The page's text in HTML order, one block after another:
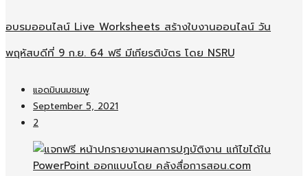
อบรมออนไลน์​ Live Worksheets สร้างใบงานออนไลน์​ วัน
พฤหัสบดีที่ 9 ก.ย. 64 ฟรี มีเกียรติบัตร โดย NSRU
แอดมินนมชมพู
September 5, 2021
2